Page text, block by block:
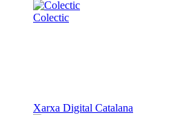
Colectic
Xarxa Digital Catalana